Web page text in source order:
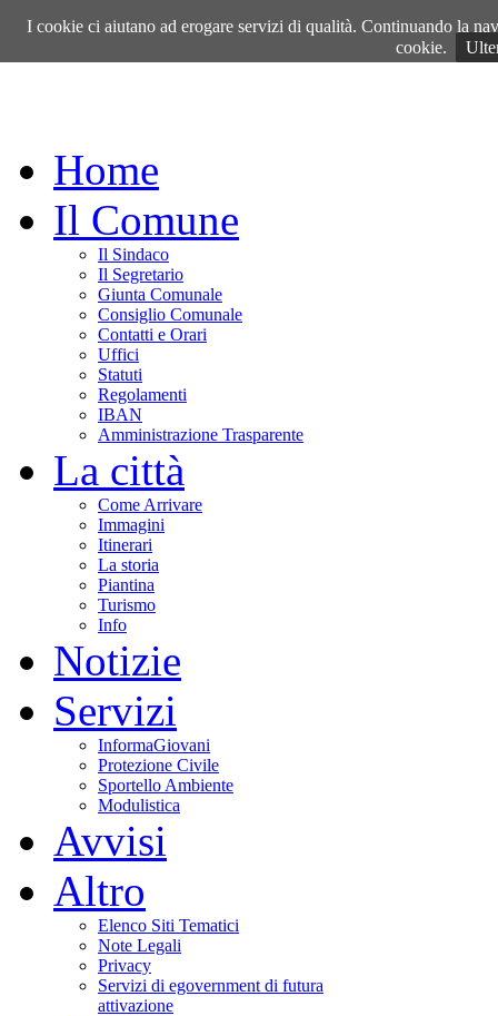
Domenica, 09 Agosto 2026
Home
Il Comune
Il Sindaco
Il Segretario
Giunta Comunale
Consiglio Comunale
Contatti e Orari
Uffici
Statuti
Regolamenti
IBAN
Amministrazione Trasparente
La città
Come Arrivare
Immagini
Itinerari
La storia
Piantina
Turismo
Info
Notizie
Servizi
InformaGiovani
Protezione Civile
Sportello Ambiente
Modulistica
Avvisi
Altro
Elenco Siti Tematici
Note Legali
Privacy
Servizi di egovernment di futura
attivazione
I cookie ci aiutano ad erogare servizi di qualità. Continuando la
cookie.